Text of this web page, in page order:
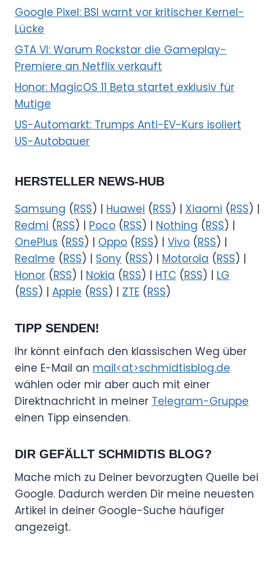
Google Pixel: BSI warnt vor kritischer Kernel-
Lücke
GTA VI: Warum Rockstar die Gameplay-
Premiere an Netflix verkauft
Honor: MagicOS 11 Beta startet exklusiv für
Mutige
US-Automarkt: Trumps Anti-EV-Kurs isoliert
US-Autobauer
HERSTELLER NEWS-HUB
Samsung (RSS) | Huawei (RSS) | Xiaomi (RSS) |
Redmi (RSS) | Poco (RSS) | Nothing (RSS) |
OnePlus (RSS) | Oppo (RSS) | Vivo (RSS) |
Realme (RSS) | Sony (RSS) | Motorola (RSS) |
Honor (RSS) | Nokia (RSS) | HTC (RSS) | LG
(RSS) | Apple (RSS) | ZTE (RSS)
TIPP SENDEN!
Ihr könnt einfach den klassischen Weg über
eine E-Mail an mail<at>schmidtisblog.de
wählen oder mir aber auch mit einer
Direktnachricht in meiner Telegram-Gruppe
einen Tipp einsenden.
DIR GEFÄLLT SCHMIDTIS BLOG?
Mache mich zu Deiner bevorzugten Quelle bei
Google. Dadurch werden Dir meine neuesten
Artikel in deiner Google-Suche häufiger
angezeigt.